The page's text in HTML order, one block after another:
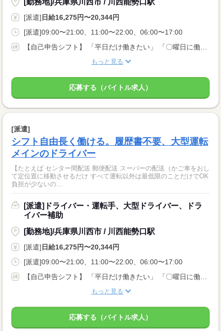
[勤務地]/兵庫県川西市 / 川西能勢口駅
[派遣] 日給16,275円〜20,344円
[派遣]09:00〜21:00、11:00〜22:00、06:00〜17:00
もっと見る
応募する（バイトル求人）
[派遣]
シフト自由長く働ける。履歴書不要、大型運転
メインのドライバー
【たとえば センター間配送 郵便配送 スーパーの配送（かご車をおし
て定位置に移動させるだけ すべて運転以外は最低限のことだけでOK
負担が少ないの...
[派遣]ドライバー・運転手、大型ドライバー、ドラ
イバー補助
[勤務地]/兵庫県川西市 / 川西能勢口駅
[派遣] 日給16,275円〜20,344円
[派遣]09:00〜21:00、11:00〜22:00、06:00〜17:00
もっと見る
応募する（バイトル求人）